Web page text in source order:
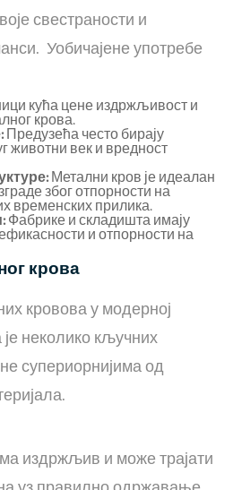
свестраности и
Уобичајене употребе
кућа цене издржљивост и
крова.
Предузећа често бирају
животни век и вредност
Метални кров је идеалан
због отпорности на
временских прилика.
Фабрике и складишта имају
и отпорности на
крова
кровова у модерној
је неколико кључних
супериорнијима од
издржљив и може трајати